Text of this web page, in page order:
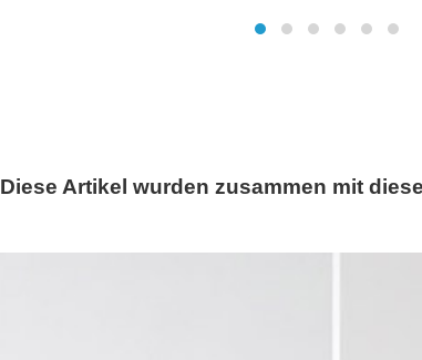
Diese Artikel wurden zusammen mit